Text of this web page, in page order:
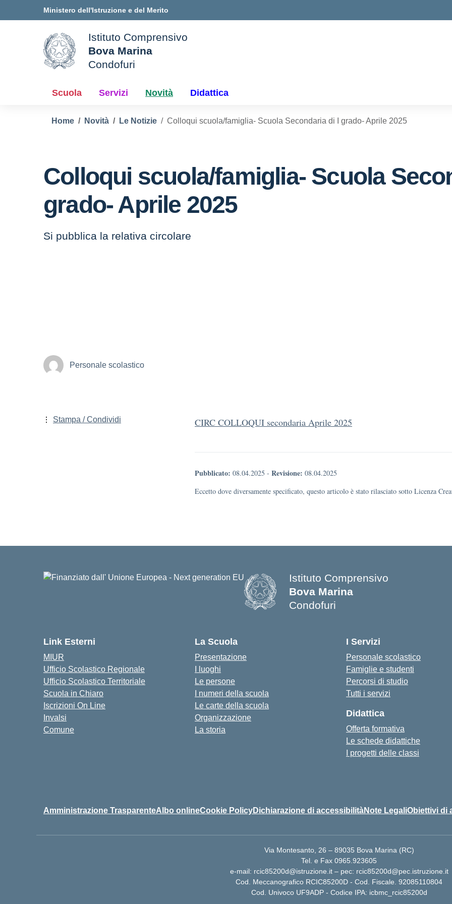
Ministero dell'Istruzione e del Merito
della scuola
Istituto Comprensivo
Bova Marina
Condofuri
Scuola Servizi Novità Didattica
Home Novità Le Notizie Colloqui scuola/famiglia- Scuola Secondaria di I grado- Aprile 2025
Colloqui scuola/famiglia- Scuola
grado- Aprile 2025
Si pubblica la relativa circolare
Personale scolastico
CIRC COLLOQUI secondaria Aprile 2025
Pubblicato: 08.04.2025 - Revisione: 08.04.2025
Eccetto dove diversamente specificato, questo articolo è stato rilasciato sotto Licenza
Stampa / Condividi
Istituto Comprensivo
Bova Marina
Condofuri
Link Esterni
MIUR
Ufficio Scolastico Regionale
Ufficio Scolastico Territoriale
Scuola in Chiaro
Iscrizioni On Line
Invalsi
Comune
La Scuola
Presentazione
I luoghi
Le persone
I numeri della scuola
Le carte della scuola
Organizzazione
La storia
I Servizi
Personale scolastico
Famiglie e studenti
Percorsi di studio
Tutti i servizi
Didattica
Offerta formativa
Le schede didattiche
I progetti delle classi
Amministrazione TrasparenteAlbo onlineCookie PolicyDichiarazione di accessibilitàNote LegaliObiettivi di
Via Montesanto, 26 – 89035 Bova Marina (RC)
Tel. e Fax 0965.923605
e-mail: rcic85200d@istruzione.it – pec: rcic85200d@pec.istruzione.it
Cod. Meccanografico RCIC85200D - Cod. Fiscale. 92085110804
Cod. Univoco UF9ADP - Codice IPA: icbmc_rcic85200d